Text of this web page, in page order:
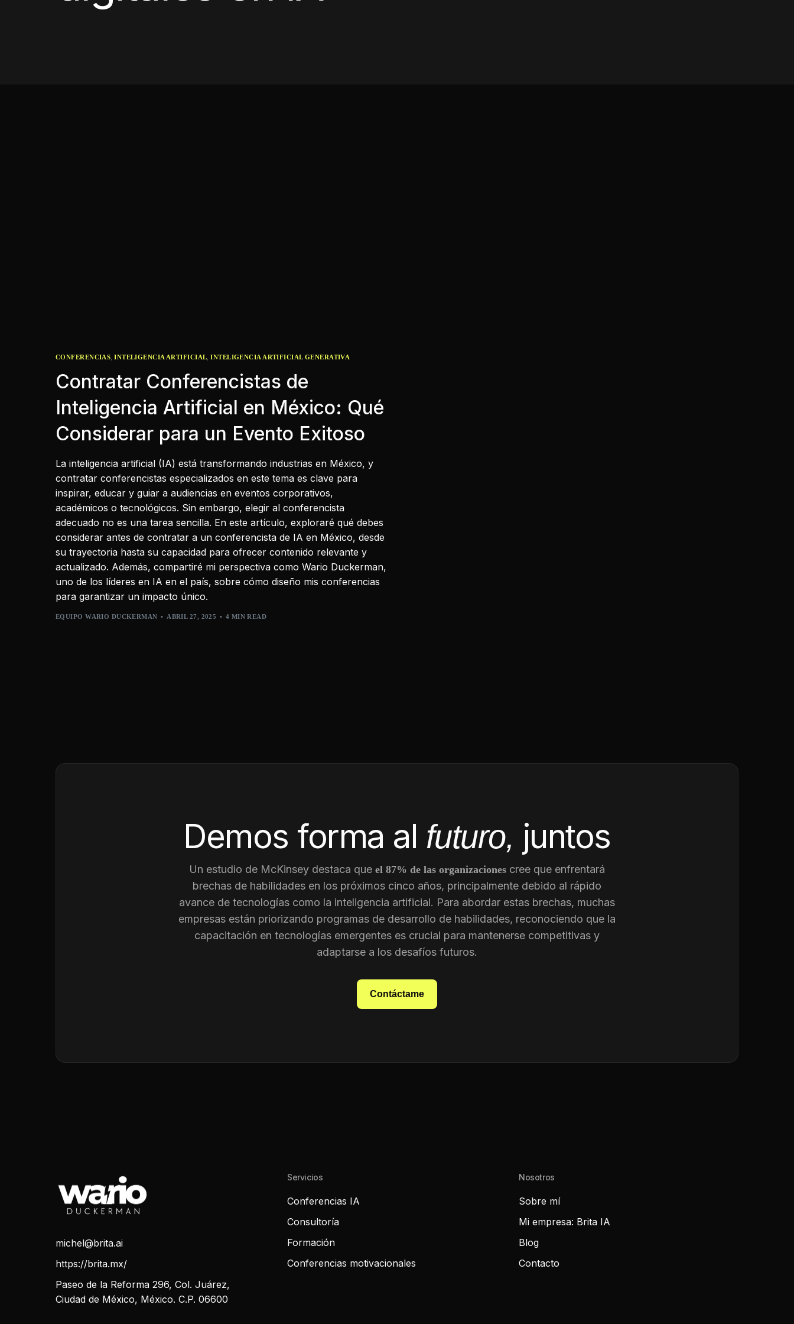
CONFERENCIAS ,INTELIGENCIA ARTIFICIAL ,INTELIGENCIA ARTIFICIAL GENERATIVA
Contratar Conferencistas de
Inteligencia Artificial en México: Qué
Considerar para un Evento Exitoso
La inteligencia artificial (IA) está transformando industrias en México, y
contratar conferencistas especializados en este tema es clave para
inspirar, educar y guiar a audiencias en eventos corporativos,
académicos o tecnológicos. Sin embargo, elegir al conferencista
adecuado no es una tarea sencilla. En este artículo, exploraré qué debes
considerar antes de contratar a un conferencista de IA en México, desde
su trayectoria hasta su capacidad para ofrecer contenido relevante y
actualizado. Además, compartiré mi perspectiva como Wario Duckerman,
uno de los líderes en IA en el país, sobre cómo diseño mis conferencias
para garantizar un impacto único.
EQUIPO WARIO DUCKERMAN ABRIL 27, 2025 4 MIN READ
Demos forma al futuro, juntos
Un estudio de McKinsey destaca que el 87% de las organizaciones cree que enfrentará
brechas de habilidades en los próximos cinco años, principalmente debido al rápido
avance de tecnologías como la inteligencia artificial. Para abordar estas brechas, muchas
empresas están priorizando programas de desarrollo de habilidades, reconociendo que la
capacitación en tecnologías emergentes es crucial para mantenerse competitivas y
adaptarse a los desafíos futuros.
Contáctame
michel@brita.ai
https://brita.mx/
Paseo de la Reforma 296, Col. Juárez,
Ciudad de México, México. C.P. 06600
Servicios
Conferencias IA
Consultoría
Formación
Conferencias motivacionales
Nosotros
Sobre mí
Mi empresa: Brita IA
Blog
Contacto